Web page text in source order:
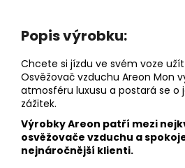
Popis výrobku:
Chcete si jízdu ve svém voze
Osvěžovač vzduchu Areon Mon
atmosféru luxusu a postará se o
zážitek.
Výrobky Areon patří mezi
osvěžovače vzduchu a
nejnáročnější klienti.
DĚTSKÁ
LÁHEV
NA
PITÍ
KIDS
FUN
119
Kč